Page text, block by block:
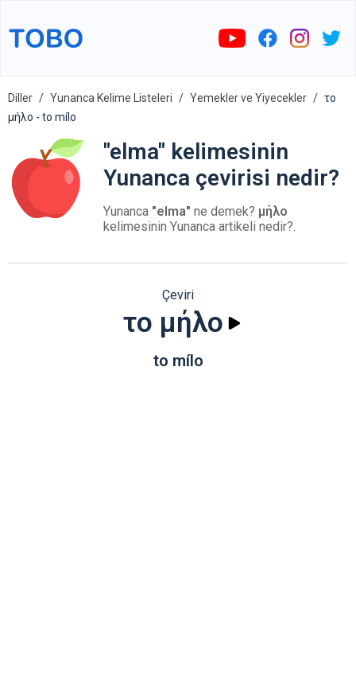
Diller Yunanca Kelime Listeleri Yemekler ve Yiyecekler
το
μήλο - to mílo
"elma" kelimesinin
Yunanca çevirisi nedir?
Yunanca "elma" ne demek? μήλο
kelimesinin Yunanca artikeli nedir?.
Çeviri
το μήλο
to mílo